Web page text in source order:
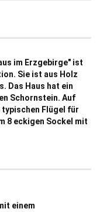
im Erzgebirge" ist
Sie ist aus Holz
Das Haus hat ein
Schornstein. Auf
Flügel für
8 eckigen Sockel mit
einem